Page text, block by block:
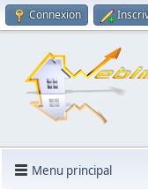
Connexion
Menu principal